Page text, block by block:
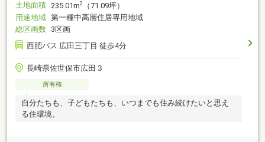
土地面積 235.01m2
（71.09坪）
用途地域 第一種中高層住居専用地域
総区画数 3区画
西肥バス 広田三丁目 徒歩4分
長崎県佐世保市広田３
所有権
自分たちも、子どもたちも、いつまでも住み続けたいと思え
る住環境。